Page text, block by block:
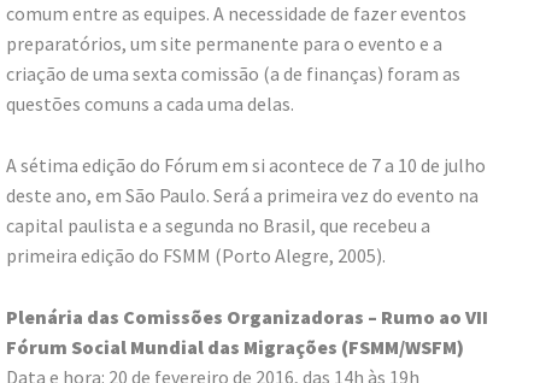
comum entre as equipes. A necessidade de fazer eventos
preparatórios, um site permanente para o evento e a
criação de uma sexta comissão (a de finanças) foram as
questões comuns a cada uma delas.
A sétima edição do Fórum em si acontece de 7 a 10 de julho
deste ano, em São Paulo. Será a primeira vez do evento na
capital paulista e a segunda no Brasil, que recebeu a
primeira edição do FSMM (Porto Alegre, 2005).
Plenária das Comissões Organizadoras – Rumo ao VII
Fórum Social Mundial das Migrações (FSMM/WSFM)
Data e hora: 20 de fevereiro de 2016, das 14h às 19h